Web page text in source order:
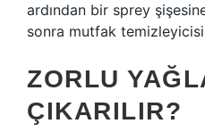
ardından bir sprey
sonra mutfak
ZORLU
ÇIKARILIR?